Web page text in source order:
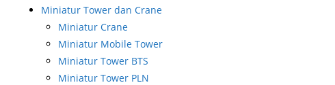
Miniatur Tower dan Crane
Miniatur Crane
Miniatur Mobile Tower
Miniatur Tower BTS
Miniatur Tower PLN